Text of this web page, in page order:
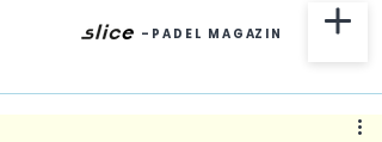
- P A D E L M A G AZ I N